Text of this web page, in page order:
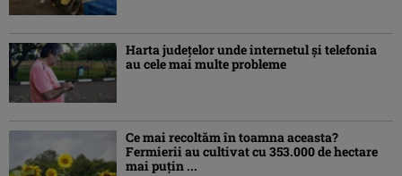
Harta județelor unde internetul și telefonia
au cele mai multe probleme
Ce mai recoltăm în toamna aceasta?
Fermierii au cultivat cu 353.000 de hectare
mai puțin ...